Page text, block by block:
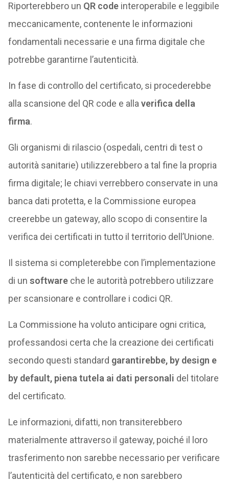
Riporterebbero un QR codeinteroperabile e leggibile
meccanicamente, contenente le informazioni
fondamentali necessarie e una firma digitale che
potrebbe garantirne l’autenticità.
In fase di controllo del certificato, si procederebbe
alla scansione del QR code e alla verifica della
firma.
Gli organismi di rilascio (ospedali, centri di test o
autorità sanitarie) utilizzerebbero a tal fine la propria
firma digitale; le chiavi verrebbero conservate in una
banca dati protetta, e la Commissione europea
creerebbe un gateway, allo scopo di consentire la
verifica dei certificati in tutto il territorio dell’Unione.
Il sistema si completerebbe con l’implementazione
di un softwareche le autorità potrebbero utilizzare
per scansionare e controllare i codici QR.
La Commissione ha voluto anticipare ogni critica,
professandosi certa che la creazione dei certificati
secondo questi standard garantirebbe, by design e
by default, piena tutela ai dati personali del titolare
del certificato.
Le informazioni, difatti, non transiterebbero
materialmente attraverso il gateway, poiché il loro
trasferimento non sarebbe necessario per verificare
l’autenticità del certificato, e non sarebbero